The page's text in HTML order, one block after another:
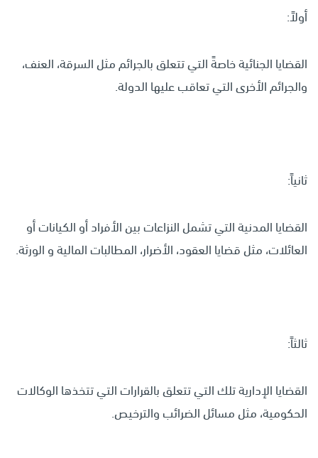
أولاً:
القضايا الجنائية خاصةً التي تتعلق بالجرائم مثل السرقة، العنف،
والجرائم الأخرى التي تعاقب عليها الدولة.
ثانياً:
القضايا المدنية التي تشمل النزاعات بين الأفراد أو الكيانات أو
العائلات، مثل قضايا العقود، الأضرار، المطالبات المالية و الورثة.
ثالثاً:
القضايا الإدارية تلك التي تتعلق بالقرارات التي تتخذها الوكالات
الحكومية، مثل مسائل الضرائب والترخيص.